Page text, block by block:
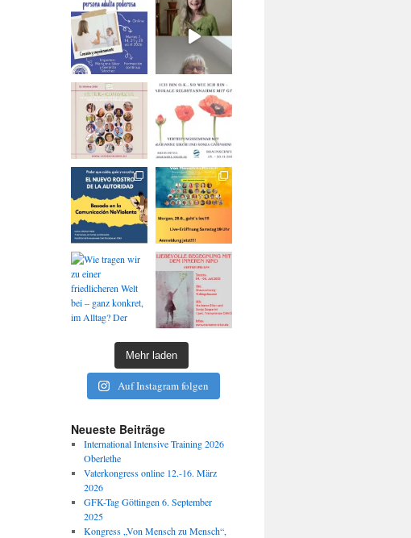
Mehr laden
Auf Instagram folgen
Neueste Beiträge
International Intensive Training 2026
Oberlethe
Vaterkongress online 12.-16. März
2026
GFK-Tag Göttingen 6. September
2025
Kongress „Von Mensch zu Mensch“,